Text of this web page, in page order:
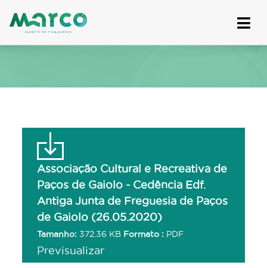
to
Associação Cultural e Recreativa de
Paços de Gaiolo - Cedência Edf.
Antiga Junta de Freguesia de Paços
de Gaiolo (26.05.2020)
Tamanho: 372.36 KB Formato : PDF
Previsualizar